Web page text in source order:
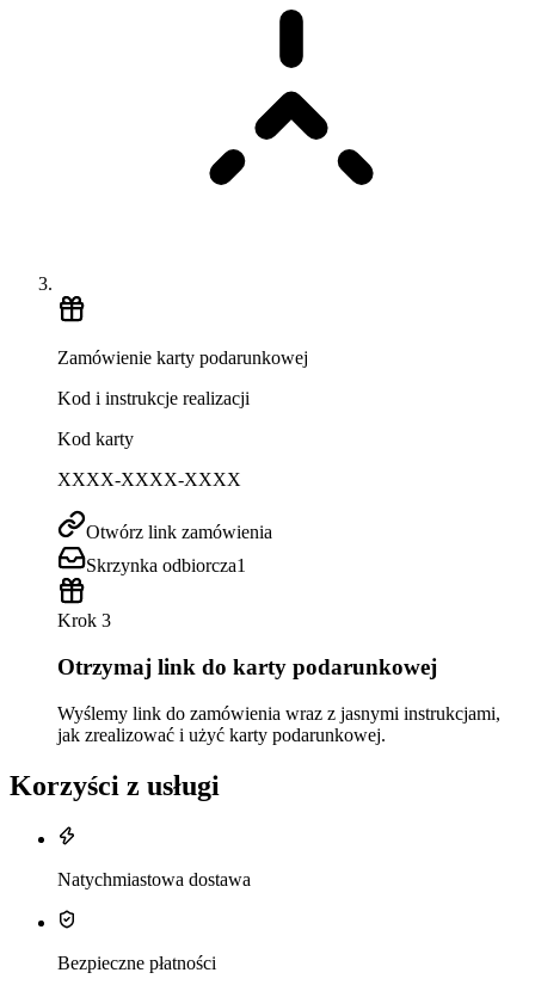
Zamówienie karty podarunkowej
Kod i instrukcje realizacji
Kod karty
XXXX-XXXX-XXXX
Otwórz link zamówienia
Skrzynka odbiorcza1
Krok 3
Otrzymaj link do karty podarunkowej
Wyślemy link do zamówienia wraz z jasnymi instrukcjami,
jak zrealizować i użyć karty podarunkowej.
Korzyści z usługi
Natychmiastowa dostawa
Bezpieczne płatności